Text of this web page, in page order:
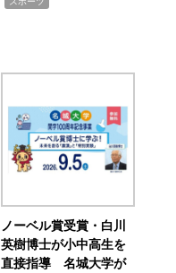
ノーベル賞受賞・白川
英樹博士が小中高生を
直接指導 名城大学が